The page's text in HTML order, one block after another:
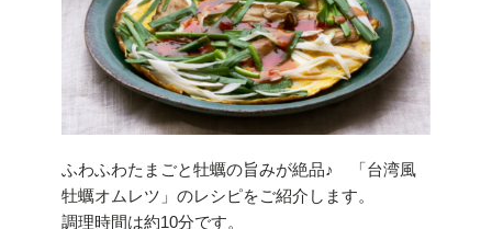
ふわふわたまごと牡蠣の旨みが絶品♪ 「台湾風
牡蠣オムレツ」のレシピをご紹介します。
調理時間は約10分です。